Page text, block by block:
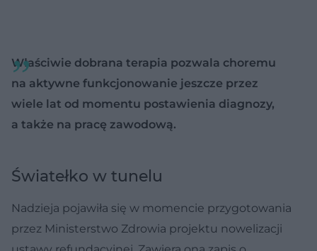
Właściwie dobrana terapia pozwala choremu
na aktywne funkcjonowanie jeszcze przez
wiele lat od momentu postawienia diagnozy,
a także na pracę zawodową.
Światełko w tunelu
Nadzieja pojawiła się w momencie przygotowania
przez Ministerstwo Zdrowia projektu nowelizacji